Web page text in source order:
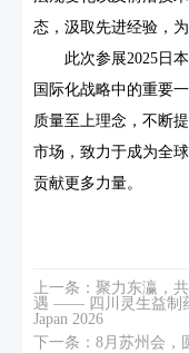
态，汲取先进经验，
此次参展2025日
国际化战略中的重要
质量至上理念，不断
市场，致力于成为全
贡献更多力量。
上一条：聚力东瀛，
遇 —— 四川灵生益制
Japan 2026
下一条：8月苏州会，